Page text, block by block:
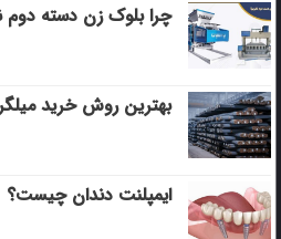
چرا بلوک زن دسته دوم
بهترین روش خرید میلگرد
ایمپلنت دندان چیست؟